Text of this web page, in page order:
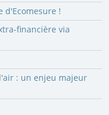
d'Ecomesure !
financière via
: un enjeu majeur